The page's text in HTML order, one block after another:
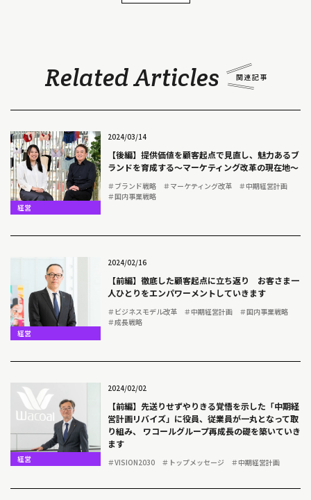
Related Articles
経営
2024/03/14
【後編】提供価値を顧客起点で見直し、魅力あるブ
ランドを育成する～マーケティング改革の現在地～
＃ブランド戦略 ＃マーケティング改革
＃中期経営計画
＃国内事業戦略
経営
2024/02/16
【前編】徹底した顧客起点に立ち返り お客さま一
人ひとりをエンパワーメントしていきます
＃ビジネスモデル改革 ＃中期経営計画
＃国内事業戦略
＃成長戦略
経営
2024/02/02
【前編】先送りせずやりきる覚悟を示した「中期経
営計画リバイズ」に役員、従業員が一丸となって取
り組み、 ワコールグループ再成長の礎を築いていき
ます
＃VISION2030 ＃トップメッセージ ＃中期経営計画